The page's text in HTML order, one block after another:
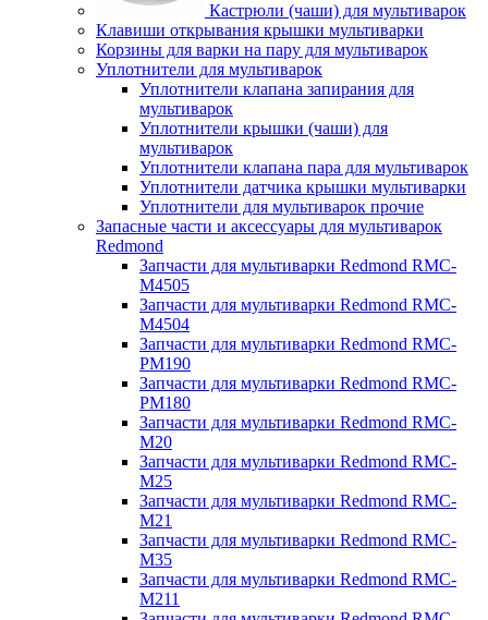
Кастрюли (чаши) для мультиварок
Клавиши открывания крышки мультиварки
Корзины для варки на пару для мультиварок
Уплотнители для мультиварок
Уплотнители клапана запирания для
мультиварок
Уплотнители крышки (чаши) для
мультиварок
Уплотнители клапана пара для мультиварок
Уплотнители датчика крышки мультиварки
Уплотнители для мультиварок прочие
Запасные части и аксессуары для мультиварок
Redmond
Запчасти для мультиварки Redmond RMC-
M4505
Запчасти для мультиварки Redmond RMC-
M4504
Запчасти для мультиварки Redmond RMC-
PM190
Запчасти для мультиварки Redmond RMC-
PM180
Запчасти для мультиварки Redmond RMC-
M20
Запчасти для мультиварки Redmond RMC-
M25
Запчасти для мультиварки Redmond RMC-
M21
Запчасти для мультиварки Redmond RMC-
M35
Запчасти для мультиварки Redmond RMC-
M211